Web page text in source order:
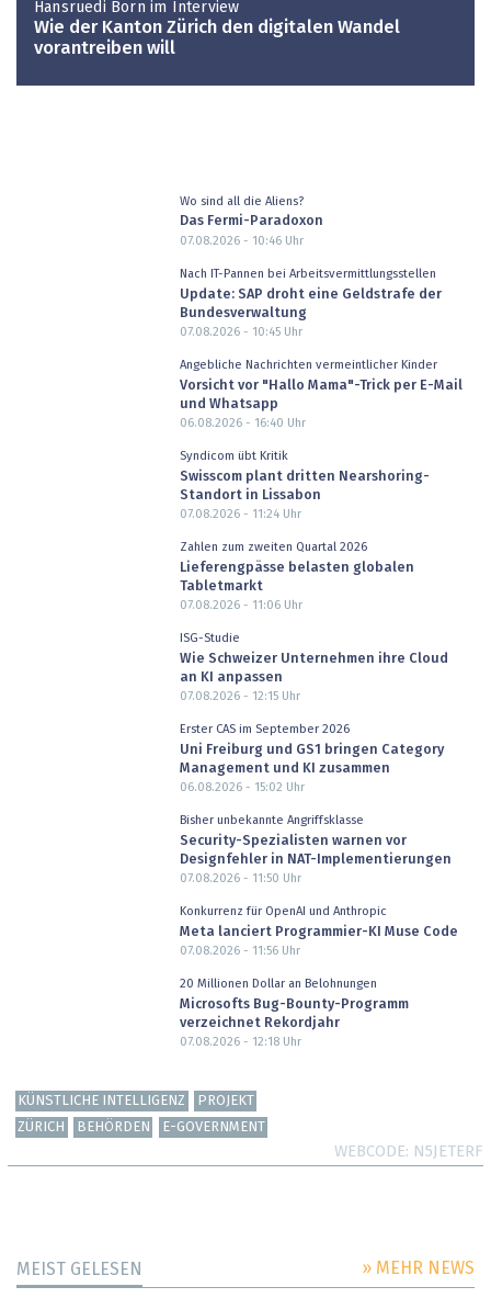
Hansruedi Born im Interview
Wie der Kanton Zürich den digitalen Wandel
vorantreiben will
Wo sind all die Aliens?
Das Fermi-Paradoxon
07.08.2026 - 10:46Uhr
Nach IT-Pannen bei Arbeitsvermittlungsstellen
Update: SAP droht eine Geldstrafe der
Bundesverwaltung
07.08.2026 - 10:45Uhr
Angebliche Nachrichten vermeintlicher Kinder
Vorsicht vor "Hallo Mama"-Trick per E-Mail
und Whatsapp
06.08.2026 - 16:40 Uhr
Syndicom übt Kritik
Swisscom plant dritten Nearshoring-
Standort in Lissabon
07.08.2026 - 11:24Uhr
Zahlen zum zweiten Quartal 2026
Lieferengpässe belasten globalen
Tabletmarkt
07.08.2026 - 11:06Uhr
ISG-Studie
Wie Schweizer Unternehmen ihre Cloud
an KI anpassen
07.08.2026 - 12:15Uhr
Erster CAS im September 2026
Uni Freiburg und GS1 bringen Category
Management und KI zusammen
06.08.2026 - 15:02 Uhr
Bisher unbekannte Angriffsklasse
Security-Spezialisten warnen vor
Designfehler in NAT-Implementierungen
07.08.2026 - 11:50 Uhr
Konkurrenz für OpenAI und Anthropic
Meta lanciert Programmier-KI Muse Code
07.08.2026 - 11:56Uhr
20 Millionen Dollar an Belohnungen
Microsofts Bug-Bounty-Programm
verzeichnet Rekordjahr
07.08.2026 - 12:18Uhr
KÜNSTLICHE INTELLIGENZ
PROJEKT
ZÜRICH
BEHÖRDEN E-GOVERNMENT
WEBCODE N5JETERF
MEIST GELESEN » MEHR NEWS